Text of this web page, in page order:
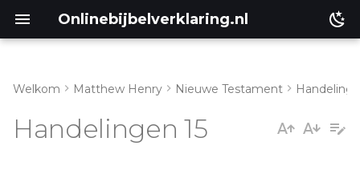
Onlinebijbelverklaring.nl
Welkom Matthew Henry Nieuwe Testament
Handelingen 15